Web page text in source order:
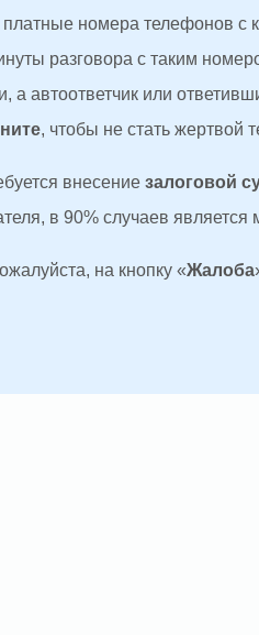
номера телефонов с
разговора с таким
автоответчик или
, чтобы не стать жертвой
внесение залоговой
в 90% случаев
на кнопку «Жалоба